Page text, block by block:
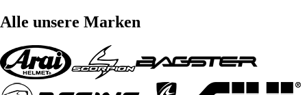
Alle unsere Marken